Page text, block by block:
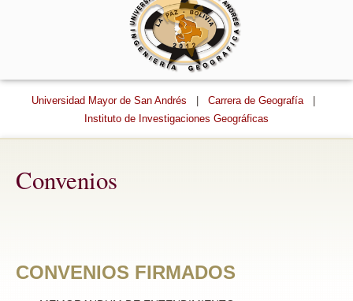
Universidad Mayor de San Andrés | Carrera de Geografía
|
Instituto de Investigaciones Geográficas
Convenios
CONVENIOS FIRMADOS